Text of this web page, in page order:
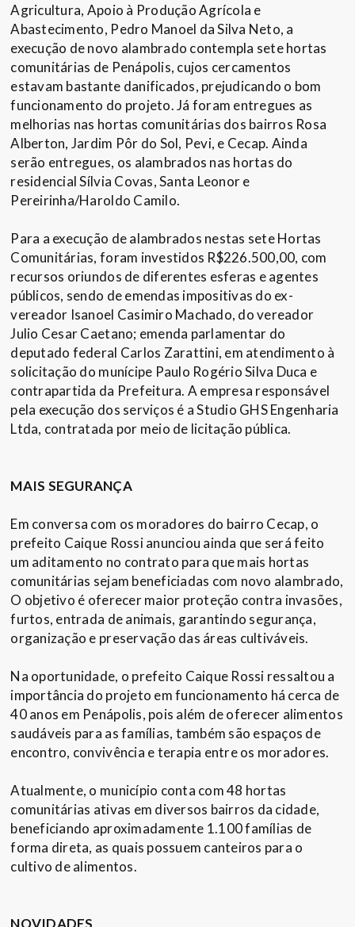
Agricultura, Apoio à Produção Agrícola e
Abastecimento, Pedro Manoel da Silva Neto, a
execução de novo alambrado contempla sete hortas
comunitárias de Penápolis, cujos cercamentos
estavam bastante danificados, prejudicando o bom
funcionamento do projeto. Já foram entregues as
melhorias nas hortas comunitárias dos bairros Rosa
Alberton, Jardim Pôr do Sol, Pevi, e Cecap. Ainda
serão entregues, os alambrados nas hortas do
residencial Sílvia Covas, Santa Leonor e
Pereirinha/Haroldo Camilo.
Para a execução de alambrados nestas sete Hortas
Comunitárias, foram investidos R$226.500,00, com
recursos oriundos de diferentes esferas e agentes
públicos, sendo de emendas impositivas do ex-
vereador Isanoel Casimiro Machado, do vereador
Julio Cesar Caetano; emenda parlamentar do
deputado federal Carlos Zarattini, em atendimento à
solicitação do munícipe Paulo Rogério Silva Duca e
contrapartida da Prefeitura. A empresa responsável
pela execução dos serviços é a Studio GHS Engenharia
Ltda, contratada por meio de licitação pública.
MAIS SEGURANÇA
Em conversa com os moradores do bairro Cecap, o
prefeito Caique Rossi anunciou ainda que será feito
um aditamento no contrato para que mais hortas
comunitárias sejam beneficiadas com novo alambrado,
O objetivo é oferecer maior proteção contra invasões,
furtos, entrada de animais, garantindo segurança,
organização e preservação das áreas cultiváveis.
Na oportunidade, o prefeito Caique Rossi ressaltou a
importância do projeto em funcionamento há cerca de
40 anos em Penápolis, pois além de oferecer alimentos
saudáveis para as famílias, também são espaços de
encontro, convivência e terapia entre os moradores.
Atualmente, o município conta com 48 hortas
comunitárias ativas em diversos bairros da cidade,
beneficiando aproximadamente 1.100 famílias de
forma direta, as quais possuem canteiros para o
cultivo de alimentos.
NOVIDADES